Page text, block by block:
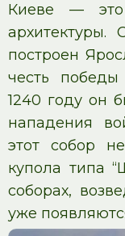
Киеве — это
архитектуры.
построен
честь
1240 году он
нападения
этот собор
купола типа
соборах,
уже